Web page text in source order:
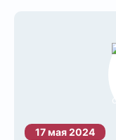
17 мая 2024